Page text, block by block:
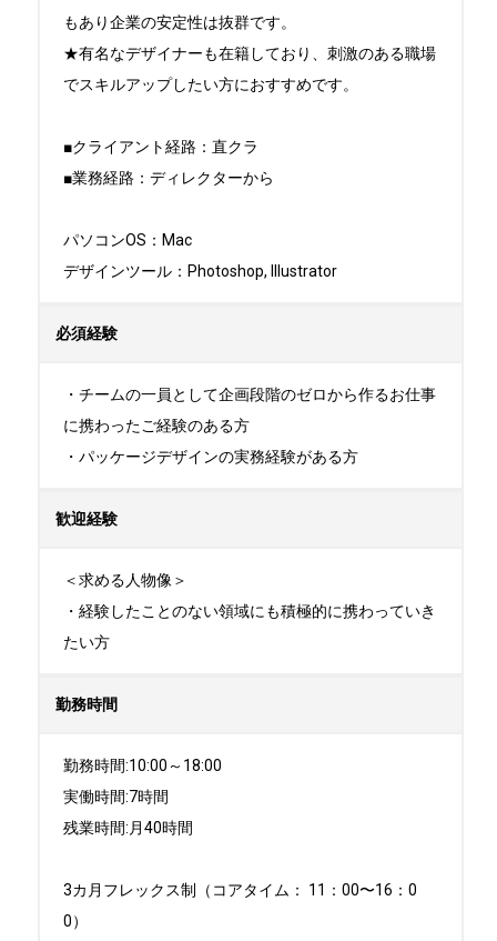
もあり企業の安定性は抜群です。
★有名なデザイナーも在籍しており、刺激のある職場
でスキルアップしたい方におすすめです。
■クライアント経路：直クラ
■業務経路：ディレクターから
パソコンOS：Mac
デザインツール：Photoshop, Illustrator
必須経験
・チームの一員として企画段階のゼロから作るお仕事
に携わったご経験のある方
・パッケージデザインの実務経験がある方
歓迎経験
＜求める人物像＞
・経験したことのない領域にも積極的に携わっていき
たい方
勤務時間
勤務時間:10:00～18:00
実働時間:7時間
残業時間:月40時間
3カ月フレックス制（コアタイム： 11：00〜16：0
0）